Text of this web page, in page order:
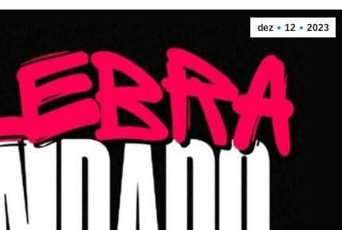
dez 12 2023